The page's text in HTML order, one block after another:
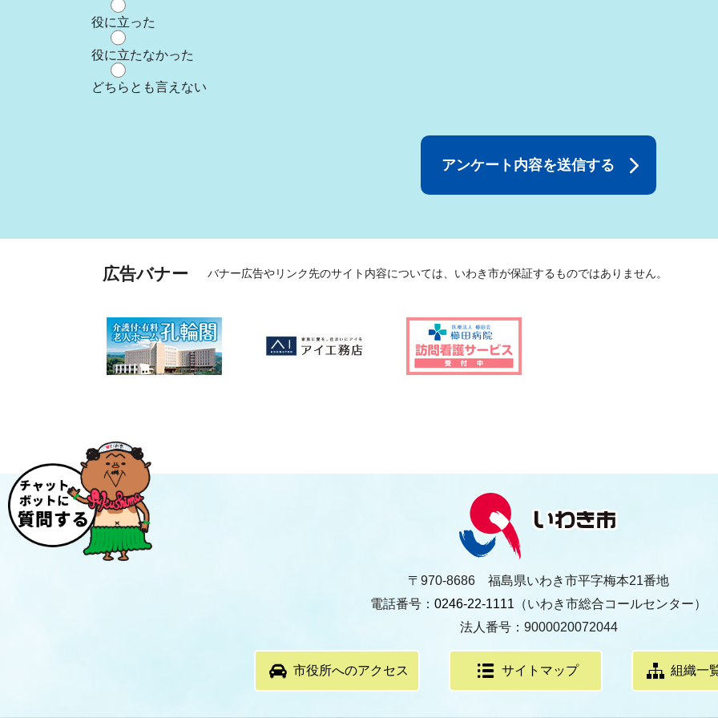
役に立った
役に立たなかった
どちらとも言えない
広告バナー バナー広告やリンク先のサイト内容については、いわき市が保証するものではありません。
〒970-8686 福島県いわき市平字梅本21番地
電話番号： 0246-22-1111 （いわき市総合コールセンター）
法人番号：9000020072044
市役所へのアクセス サイトマップ 組織一